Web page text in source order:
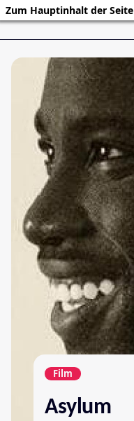
Zum Hauptinhalt der Seite
Film
Asylum